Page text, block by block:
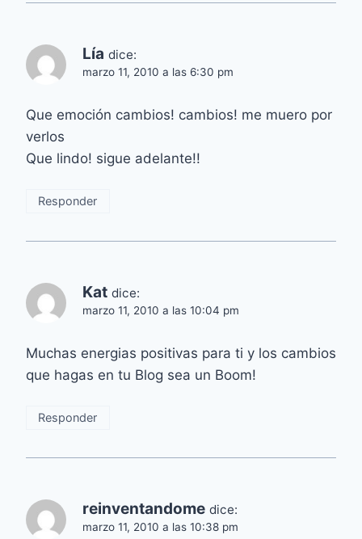
Lía dice:
marzo 11, 2010 a las 6:30 pm
Que emoción cambios! cambios! me muero por
verlos
Que lindo! sigue adelante!!
Responder
Kat dice:
marzo 11, 2010 a las 10:04 pm
Muchas energias positivas para ti y los cambios
que hagas en tu Blog sea un Boom!
Responder
reinventandome dice:
marzo 11, 2010 a las 10:38 pm